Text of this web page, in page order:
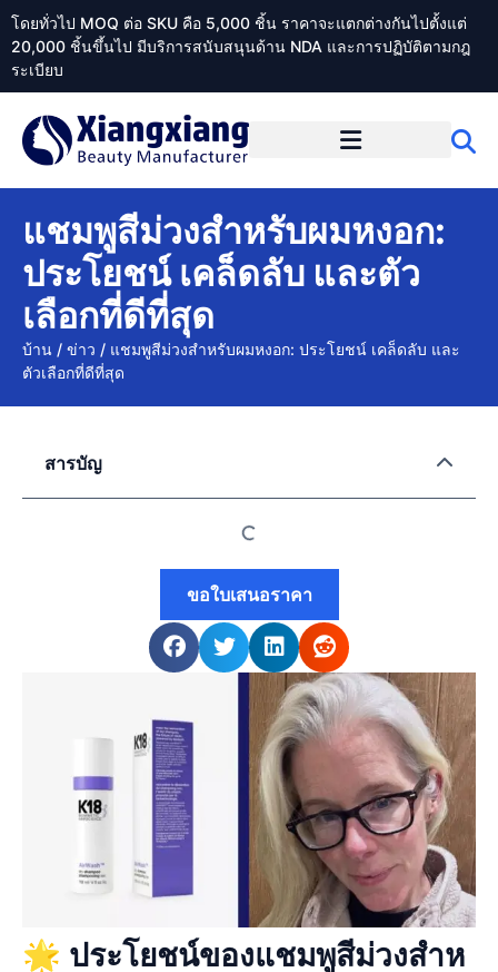
โดยทั่วไป MOQ ต่อ SKU คือ 5,000 ชิ้น ราคาจะแตกต่างกันไปตั้งแต่
20,000 ชิ้นขึ้นไป มีบริการสนับสนุนด้าน NDA และการปฏิบัติตามกฎ
ระเบียบ
แชมพูสีม่วงสำหรับผมหงอก:
ประโยชน์ เคล็ดลับ และตัว
เลือกที่ดีที่สุด
บ้าน / ข่าว / แชมพูสีม่วงสำหรับผมหงอก: ประโยชน์ เคล็ดลับ และ
ตัวเลือกที่ดีที่สุด
🌟 ประโยชน์ของแชมพูสีม่วงสําห
สารบัญ
ขอใบเสนอราคา